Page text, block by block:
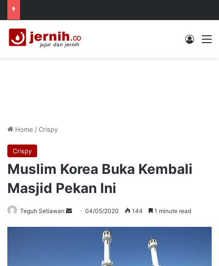
Log In
Home /Crispy
Crispy
Muslim Korea Buka Kembali
Masjid Pekan Ini
Teguh Setiawan
Send04/05/2020 144 1 minute read